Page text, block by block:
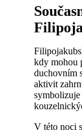
kdy mohou
duchovním
aktivit
V této noci